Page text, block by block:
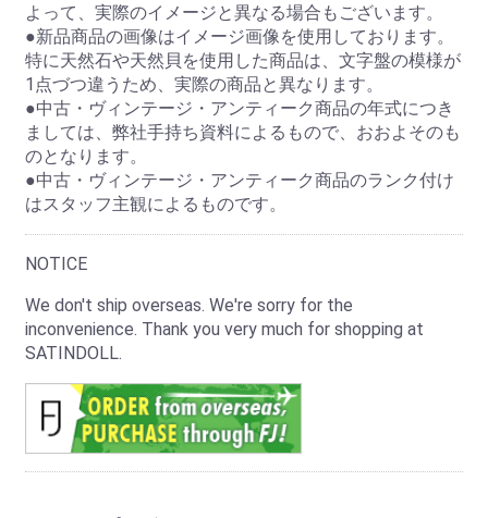
よって、実際のイメージと異なる場合もございます。
●新品商品の画像はイメージ画像を使用しております。
特に天然石や天然貝を使用した商品は、文字盤の模様が
1点づつ違うため、実際の商品と異なります。
●中古・ヴィンテージ・アンティーク商品の年式につき
ましては、弊社手持ち資料によるもので、おおよそのも
のとなります。
●中古・ヴィンテージ・アンティーク商品のランク付け
はスタッフ主観によるものです。
NOTICE
We don't ship overseas. We're sorry for the
inconvenience. Thank you very much for shopping at
SATINDOLL.